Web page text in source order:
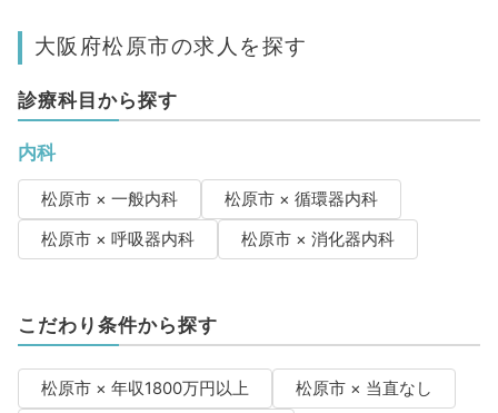
大阪府松原市の求人を探す
診療科目から探す
内科
松原市 × 一般内科
松原市 × 循環器内科
松原市 × 呼吸器内科
松原市 × 消化器内科
こだわり条件から探す
松原市 × 年収1800万円以上
松原市 × 当直なし